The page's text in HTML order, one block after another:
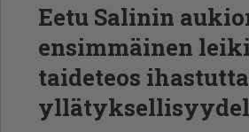
Eetu Salinin
ensimmäinen
taideteos